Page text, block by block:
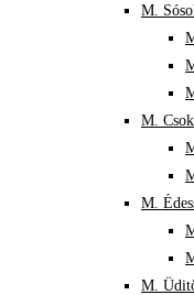
M.
M.
M.
M.